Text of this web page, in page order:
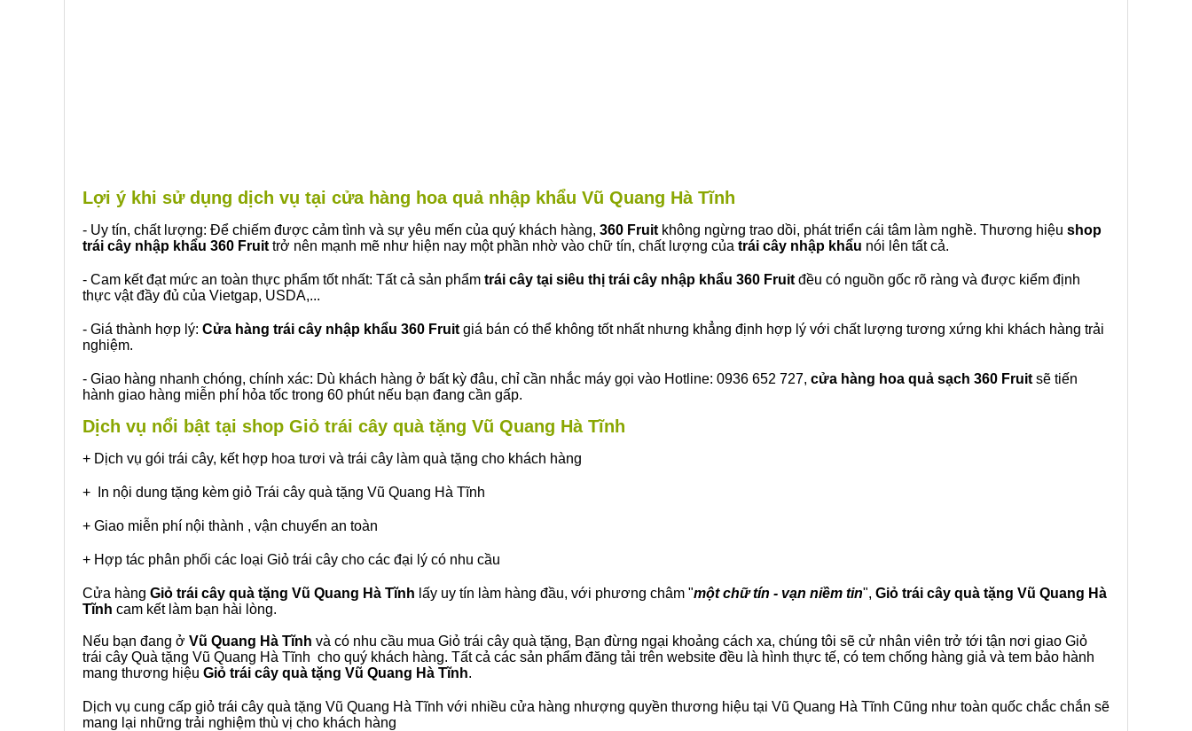
Lợi ý khi sử dụng dịch vụ tại cửa hàng hoa quả nhập khẩu Vũ Quang Hà Tĩnh
- Uy tín, chất lượng: Để chiếm được cảm tình và sự yêu mến của quý khách hàng, 360 Fruit không ngừng trao dồi, phát triển cái tâm làm nghề. Thương hiệu shop
trái cây nhập khẩu 360 Fruit trở nên mạnh mẽ như hiện nay một phần nhờ vào chữ tín, chất lượng của trái cây nhập khẩu nói lên tất cả.
- Cam kết đạt mức an toàn thực phẩm tốt nhất: Tất cả sản phẩm trái cây tại siêu thị trái cây nhập khẩu 360 Fruit đều có nguồn gốc rõ ràng và được kiểm định
thực vật đầy đủ của Vietgap, USDA,...
- Giá thành hợp lý: Cửa hàng trái cây nhập khẩu 360 Fruit giá bán có thể không tốt nhất nhưng khẳng định hợp lý với chất lượng tương xứng khi khách hàng trải
nghiệm.
- Giao hàng nhanh chóng, chính xác: Dù khách hàng ở bất kỳ đâu, chỉ cần nhắc máy gọi vào Hotline: 0936 652 727, cửa hàng hoa quả sạch 360 Fruit sẽ tiến
hành giao hàng miễn phí hỏa tốc trong 60 phút nếu bạn đang cần gấp.
Dịch vụ nổi bật tại shop Giỏ trái cây quà tặng Vũ Quang Hà Tĩnh
+ Dịch vụ gói trái cây, kết hợp hoa tươi và trái cây làm quà tặng cho khách hàng
+ In nội dung tặng kèm giỏ Trái cây quà tặng Vũ Quang Hà Tĩnh
+ Giao miễn phí nội thành , vận chuyển an toàn
+ Hợp tác phân phối các loại Giỏ trái cây cho các đại lý có nhu cầu
Cửa hàng Giỏ trái cây quà tặng Vũ Quang Hà Tĩnh lấy uy tín làm hàng đầu, với phương châm "một chữ tín - vạn niềm tin", Giỏ trái cây quà tặng Vũ Quang Hà
Tĩnh cam kết làm bạn hài lòng.
Nếu bạn đang ở Vũ Quang Hà Tĩnh và có nhu cầu mua Giỏ trái cây quà tặng, Bạn đừng ngại khoảng cách xa, chúng tôi sẽ cử nhân viên trở tới tận nơi giao Giỏ
trái cây Quà tặng Vũ Quang Hà Tĩnh cho quý khách hàng. Tất cả các sản phẩm đăng tải trên website đều là hình thực tế, có tem chống hàng giả và tem bảo hành
mang thương hiệu Giỏ trái cây quà tặng Vũ Quang Hà Tĩnh.
Dịch vụ cung cấp giỏ trái cây quà tặng Vũ Quang Hà Tĩnh với nhiều cửa hàng nhượng quyền thương hiệu tại Vũ Quang Hà Tĩnh Cũng như toàn quốc chắc chắn sẽ
mang lại những trải nghiệm thù vị cho khách hàng